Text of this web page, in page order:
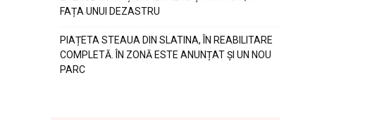
FAȚA UNUI DEZASTRU
PIAȚETA STEAUA DIN SLATINA, ÎN REABILITARE
COMPLETĂ. ÎN ZONĂ ESTE ANUNȚAT ȘI UN NOU
PARC